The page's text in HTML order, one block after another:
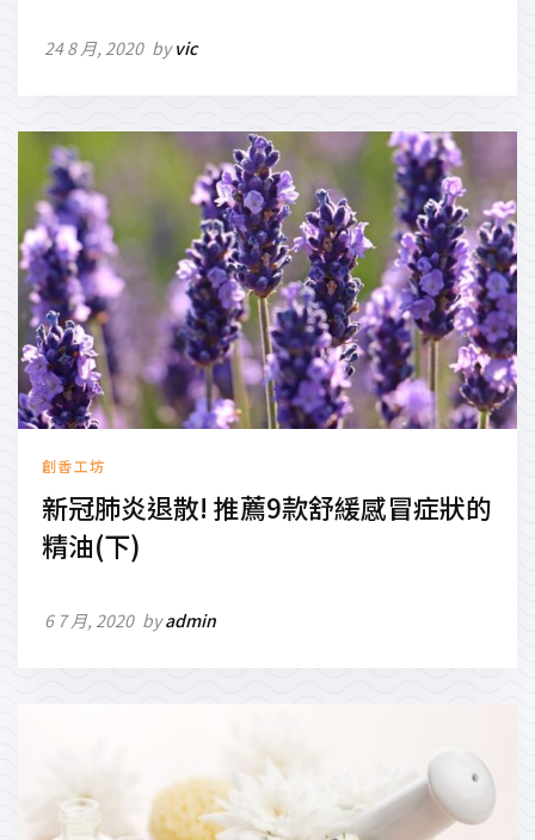
24 8 月, 2020 byvic
創香工坊
新冠肺炎退散! 推薦9款舒緩感冒症狀的
精油(下)
6 7 月, 2020 byadmin